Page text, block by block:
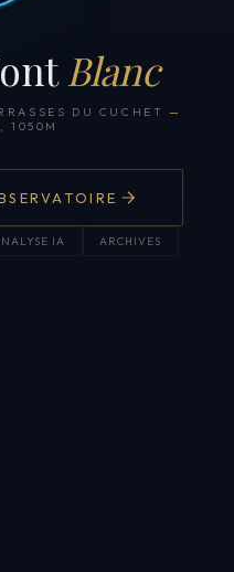
Blanc
DU CUCHET —
1050M
IA ARCHIVES